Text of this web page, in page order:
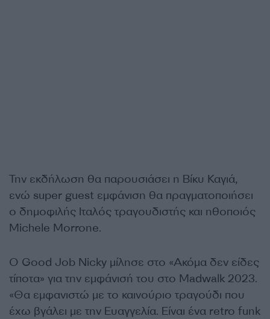
Την εκδήλωση θα παρουσιάσει η Βίκυ Καγιά,
ενώ super guest εμφάνιση θα πραγματοποιήσει
ο δημοφιλής Ιταλός τραγουδιστής και ηθοποιός
Michele Morrone.
Ο Good Job Nicky μίλησε στο «Ακόμα δεν είδες
τίποτα» για την εμφάνισή του στο Madwalk 2023.
«Θα εμφανιστώ με το καινούριο τραγούδι που
έχω βγάλει με την Ευαγγελία. Είναι ένα retro funk